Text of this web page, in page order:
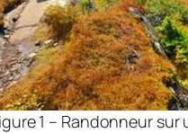
1 – Randonneur